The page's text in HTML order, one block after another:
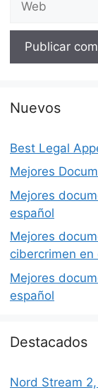
Nuevos
Best Legal
Mejores
Mejores
español
Mejores
cibercrimen en
Mejores
español
Destacados
Nord Stream